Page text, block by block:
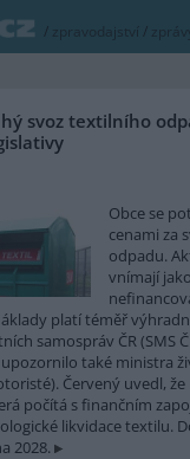
/ zpravodajství / zprávy
svoz textilního
Obce se
cenami za
odpadu.
vnímají
platí téměř
samospráv ČR (SMS
také ministra
Červený uvedl,
počítá s finančním
likvidace textilu.
2028.